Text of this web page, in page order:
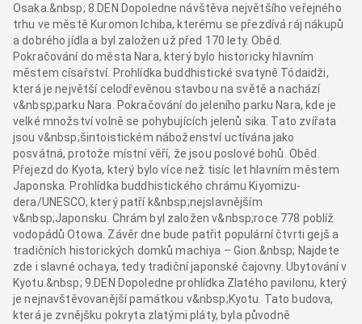
Osaka.&nbsp; 8.DEN Dopoledne návštěva největšího veřejného
trhu ve městě Kuromon Ichiba, kterému se přezdívá ráj nákupů
a dobrého jídla a byl založen už před 170 lety. Oběd.
Pokračování do města Nara, který bylo historicky hlavním
městem císařství. Prohlídka buddhistické svatyně Tódaidži,
která je největší celodřevěnou stavbou na světě a nachází
v&nbsp;parku Nara. Pokračování do jeleního parku Nara, kde je
velké množství volně se pohybujících jelenů sika. Tato zvířata
jsou v&nbsp;šintoistickém náboženství uctívána jako
posvátná, protože místní věří, že jsou poslové bohů. Oběd.
Přejezd do Kyota, který bylo více než tisíc let hlavním městem
Japonska. Prohlídka buddhistického chrámu Kiyomizu-
dera/UNESCO, který patří k&nbsp;nejslavnějším
v&nbsp;Japonsku. Chrám byl založen v&nbsp;roce 778 poblíž
vodopádů Otowa. Závěr dne bude patřit populární čtvrti gejš a
tradičních historických domků machiya – Gion.&nbsp; Najdete
zde i slavné ochaya, tedy tradiční japonské čajovny. Ubytování v
Kyotu.&nbsp; 9.DEN Dopoledne prohlídka Zlatého pavilonu, který
je nejnavštěvovanější památkou v&nbsp;Kyotu. Tato budova,
která je zvnějšku pokryta zlatými pláty, byla původně